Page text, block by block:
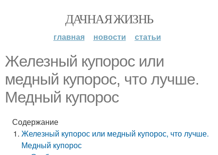
ДАЧНАЯ ЖИЗНЬ
главная новости статьи
Железный купорос или
медный купорос, что лучше.
Медный купорос
Содержание
Железный купорос или медный купорос, что лучше.
Медный купорос